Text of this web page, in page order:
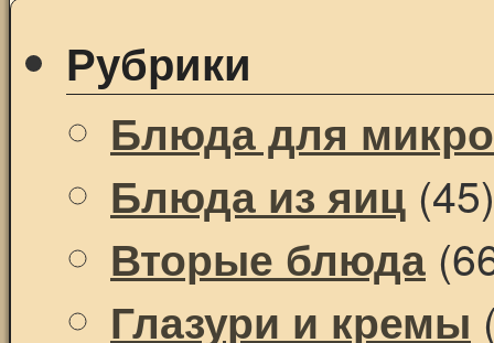
Рубрики
Блюда для
Блюда из яиц (45)
Вторые блюда
Глазури и кремы